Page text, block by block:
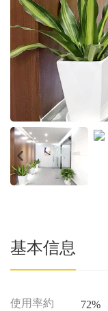
基本信息
使用率約 72%